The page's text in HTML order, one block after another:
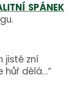
SPÁNEK
jistě zní
hůř dělá…“